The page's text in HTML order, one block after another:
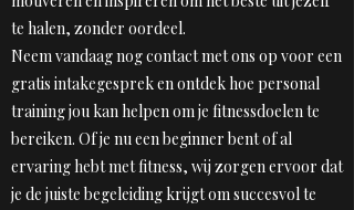
te halen, zonder oordeel.
Neem vandaag nog contact met ons op voor een
gratis intakegesprek en ontdek hoe personal
training jou kan helpen om je fitnessdoelen te
bereiken. Of je nu een beginner bent of al
ervaring hebt met fitness, wij zorgen ervoor dat
je de juiste begeleiding krijgt om succesvol te